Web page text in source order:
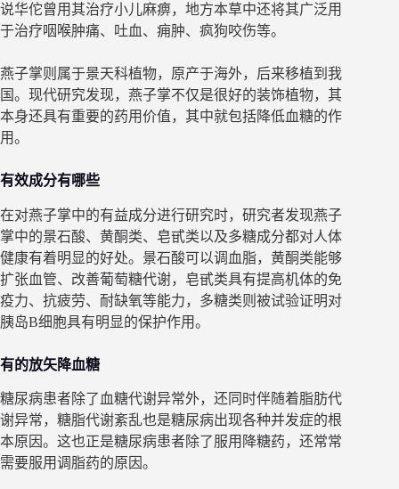
说华佗曾用其治疗小儿麻痹，地方本草中还将其广泛用
于治疗咽喉肿痛、吐血、痈肿、疯狗咬伤等。
燕子掌则属于景天科植物，原产于海外，后来移植到我
国。现代研究发现，燕子掌不仅是很好的装饰植物，其
本身还具有重要的药用价值，其中就包括降低血糖的作
用。
有效成分有哪些
在对燕子掌中的有益成分进行研究时，研究者发现燕子
掌中的景石酸、黄酮类、皂甙类以及多糖成分都对人体
健康有着明显的好处。景石酸可以调血脂，黄酮类能够
扩张血管、改善葡萄糖代谢，皂甙类具有提高机体的免
疫力、抗疲劳、耐缺氧等能力，多糖类则被试验证明对
胰岛B细胞具有明显的保护作用。
有的放矢降血糖
糖尿病患者除了血糖代谢异常外，还同时伴随着脂肪代
谢异常，糖脂代谢紊乱也是糖尿病出现各种并发症的根
本原因。这也正是糖尿病患者除了服用降糖药，还常常
需要服用调脂药的原因。